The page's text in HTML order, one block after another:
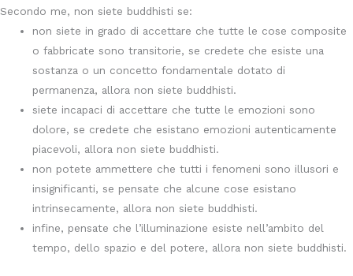
Secondo me, non siete buddhisti se:
non siete in grado di accettare che tutte le cose composite
o fabbricate sono transitorie, se credete che esiste una
sostanza o un concetto fondamentale dotato di
permanenza, allora non siete buddhisti.
siete incapaci di accettare che tutte le emozioni sono
dolore, se credete che esistano emozioni autenticamente
piacevoli, allora non siete buddhisti.
non potete ammettere che tutti i fenomeni sono illusori e
insignificanti, se pensate che alcune cose esistano
intrinsecamente, allora non siete buddhisti.
infine, pensate che l’illuminazione esiste nell’ambito del
tempo, dello spazio e del potere, allora non siete buddhisti.